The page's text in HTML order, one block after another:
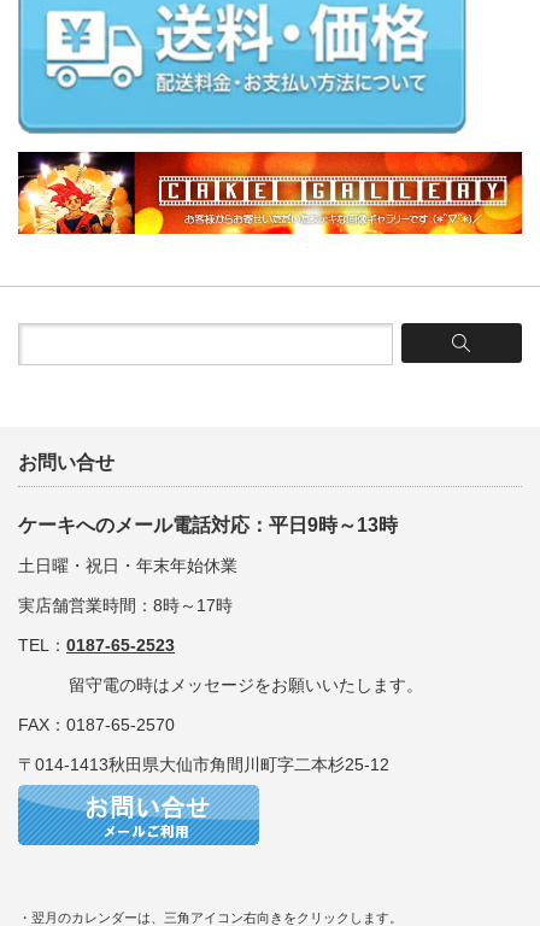
お問い合せ
ケーキへのメール電話対応：平日9時～13時
土日曜・祝日・年末年始休業
実店舗営業時間：8時～17時
TEL： 0187-65-2523
留守電の時はメッセージをお願いいたします。
FAX：0187-65-2570
〒014-1413秋田県大仙市角間川町字二本杉25-12
・翌月のカレンダーは、三角アイコン右向きをクリックします。